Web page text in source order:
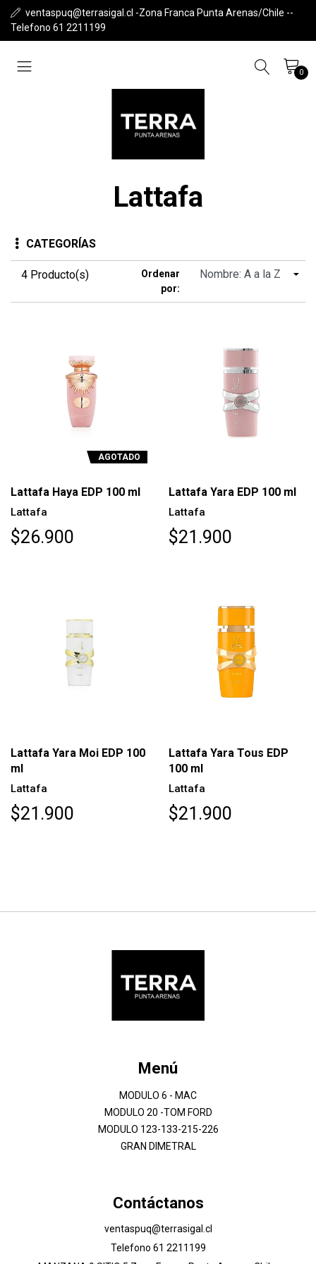
ventaspuq@terrasigal.cl -Zona Franca Punta Arenas/Chile --
Telefono 61 2211199
0
Lattafa
CATEGORÍAS
4 Producto(s)
Ordenar
por:
AGOTADO
Lattafa Haya EDP 100 ml
Lattafa
$26.900
Lattafa Yara EDP 100 ml
Lattafa
$21.900
Lattafa Yara Moi EDP 100
ml
Lattafa
$21.900
Lattafa Yara Tous EDP
100 ml
Lattafa
$21.900
Menú
MODULO 6 - MAC
MODULO 20 -TOM FORD
MODULO 123-133-215-226
GRAN DIMETRAL
Contáctanos
ventaspuq@terrasigal.cl
Telefono 61 2211199